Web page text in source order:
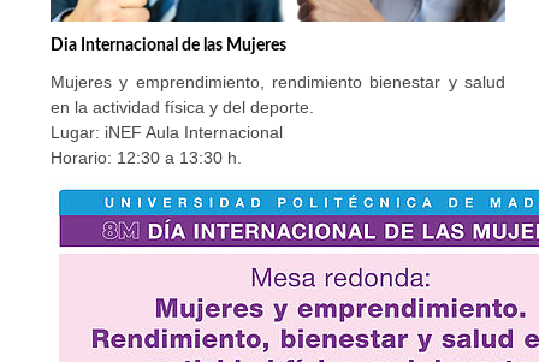
Dia Internacional de las Mujeres
Mujeres y emprendimiento, rendimiento bienestar y salud
en la actividad física y del deporte.
Lugar: iNEF Aula Internacional
Horario: 12:30 a 13:30 h.